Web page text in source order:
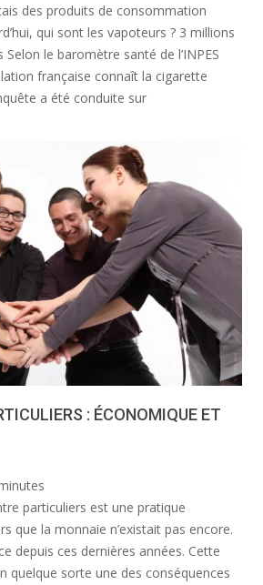
des produits de consommation
qui sont les vapoteurs ? 3 millions
le baromètre santé de l’INPES
française connaît la cigarette
a été conduite sur
: ÉCONOMIQUE ET
particuliers est une pratique
que la monnaie n’existait pas encore.
depuis ces dernières années. Cette
quelque sorte une des conséquences